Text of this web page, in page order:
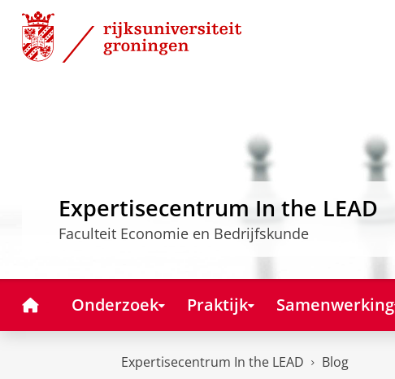
Skip
Content
Skip
Navigation
Expertisecentrum In the LEAD
Faculteit Economie en Bedrijfskunde
HomeOnderzoek Praktijk Samenwerking
Expertisecentrum In the LEAD Blog